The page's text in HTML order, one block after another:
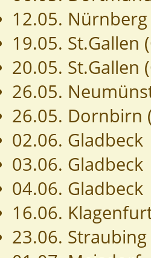
12.05. Nürnberg
19.05. St.Gallen
20.05. St.Gallen
26.05.
26.05. Dornbirn
02.06. Gladbeck
03.06. Gladbeck
04.06. Gladbeck
16.06.
23.06. Straubing